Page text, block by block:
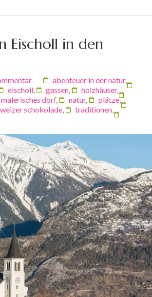
Eischoll in den
abenteuer in der natur,
eischoll, gassen, holzhäuser,
malerisches dorf, natur, plätze,
schokolade, traditionen,